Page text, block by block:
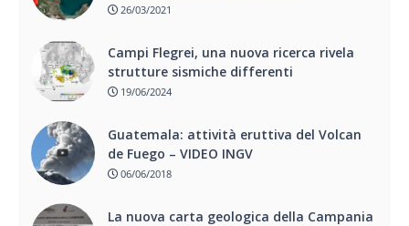
26/03/2021
Campi Flegrei, una nuova ricerca rivela
strutture sismiche differenti
19/06/2024
Guatemala: attività eruttiva del Volcan
de Fuego – VIDEO INGV
06/06/2018
La nuova carta geologica della Campania